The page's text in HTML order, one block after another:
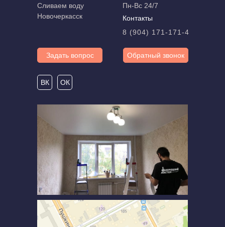
Сливаем воду
Новочеркасск
Контакты
8 (904) 171-171-4
Пн-Вс 24/7
Задать вопрос Обратный звонок
ВК ОК